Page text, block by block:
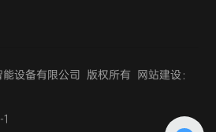
设备有限公司 版权所有 网站建设：